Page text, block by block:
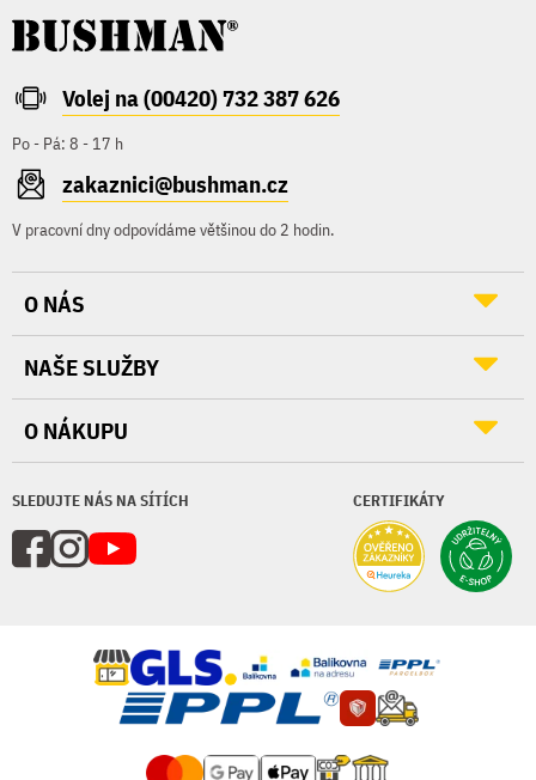
Volej na (00420) 732 387 626
Po - Pá: 8 - 17 h
zakaznici@bushman.cz
V pracovní dny odpovídáme většinou do 2 hodin.
SLEDUJTE NÁS NA SÍTÍCH CERTIFIKÁTY
O NÁS
NAŠE SLUŽBY
O NÁKUPU